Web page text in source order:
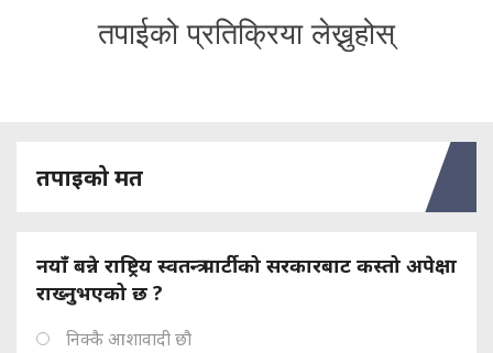
तपाईको प्रतिक्रिया लेख्नुहोस्
तपाइको मत
नयाँ बन्ने राष्ट्रिय स्वतन्त्र पार्टीको सरकारबाट कस्तो अपेक्षा
राख्नुभएको छ ?
निक्कै आशावादी छौ